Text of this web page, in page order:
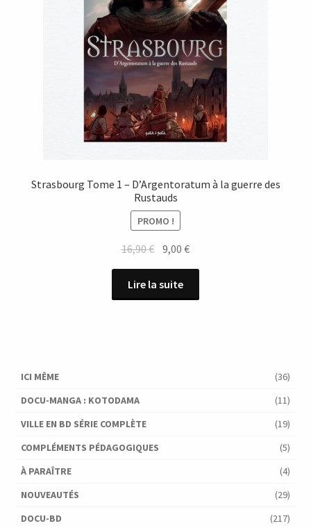
Strasbourg Tome 1 – D’Argentoratum à la guerre des
Rustauds
PROMO !
16,90€ Le
prix
initial
était :
9,00€Le
prix
est :
Lire la suite
ICI MÊME
(36)
DOCU-MANGA : KOTODAMA
(11)
VILLE EN BD SÉRIE COMPLÈTE
(19)
COMPLÉMENTS PÉDAGOGIQUES
(5)
À PARAÎTRE
(4)
NOUVEAUTÉS
(29)
DOCU-BD
(217)